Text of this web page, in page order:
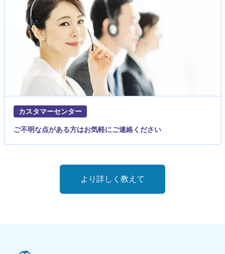
カスタマーセンター
ご不明な点がある方はお気軽にご連絡ください
より詳しく教えて